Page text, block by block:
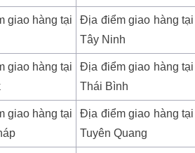
giao hàng tại
Địa điểm giao hàng tại
Tây Ninh
giao hàng tại
Địa điểm giao hàng tại
Thái Bình
giao hàng tại
Địa điểm giao hàng tại
Tuyên Quang